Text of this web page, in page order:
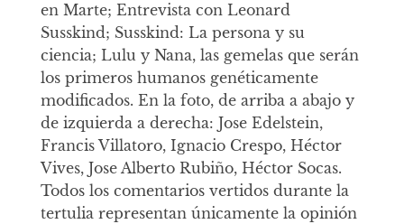
en Marte; Entrevista con Leonard
Susskind; Susskind: La persona y su
ciencia; Lulu y Nana, las gemelas que serán
los primeros humanos genéticamente
modificados. En la foto, de arriba a abajo y
de izquierda a derecha: Jose Edelstein,
Francis Villatoro, Ignacio Crespo, Héctor
Vives, Jose Alberto Rubiño, Héctor Socas.
Todos los comentarios vertidos durante la
tertulia representan únicamente la opinión